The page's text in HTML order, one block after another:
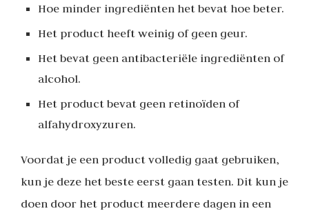
Hoe minder ingrediënten het bevat hoe beter.
Het product heeft weinig of geen geur.
Het bevat geen antibacteriële ingrediënten of
alcohol.
Het product bevat geen retinoïden of
alfahydroxyzuren.
Voordat je een product volledig gaat gebruiken,
kun je deze het beste eerst gaan testen. Dit kun je
doen door het product meerdere dagen in een